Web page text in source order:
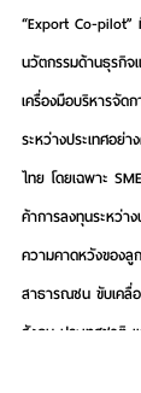
“Export Co-pilot”
นวัตกรรมด้านธุรกิจ
เครื่องมือบริหารจัด
ระหว่างประเทศอย่
ไทย โดยเฉพาะ
ค้าการลงทุนระหว่า
ความคาดหวังของลู
สาธารณชน ขับเคลื่
สังคม ประเทศชาติ